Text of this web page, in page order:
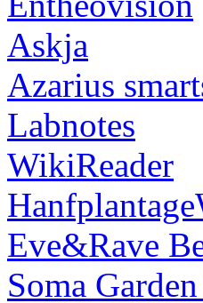
Askja
Azarius
Labnotes
WikiReader
Eve&Rave
Soma